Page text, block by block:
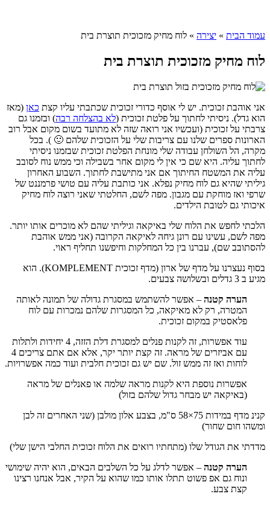
עמוד הבית » יצירה » לוח מחיק מזכוכית תוצרת בית
לוח מחיק מזכוכית תוצרת בית
אני אוהבת זכוכית. יש לי אוסף כדורי זכוכית שכתבתי עליו קצת כאן (מאז
הוא גדל). ניסיתי לחתוך על פלטת זכוכית (לא בהצלחה רבה) ובזמנו גם
צרבתי על זכוכית (ועכשיו אני רואה שזה לא מתועד בשום מקום אבל רוב
הארונות ספרים שלנו עם צריבות שלי על הזכוכית שלהם 🙂 ). בכל
מקרה, הל השולחן עבודה שלי מונחת הפלטת זכוכית שבזמנו ניסיתי
לחתוך עליה. היא שם כי אין לי מקום אחר בשבילה וכי ממש נוח לסובב
עליה את המשטח החיתוך אם אני מתישבת לחתוך. השבוע האחרון
גיליתי שהיא גם לוח מחיק נפלא. אני כותבת עליה עם טושי פרמננט של
שרפי ואז מוחקת עם מגבון. מפה לשם, החלטתי שאני רוצה לוח מחיק
איכותי גם לטובת הילדים.
הלכתי לחפש את הלוח שלי באיקאה וגיליתי שהם לא מוכרים אותו יותר.
מפה לשם, עשינו עם רונן גיחה לאיקאה הקרובה (אני ממש אוהבת
להסתובב שם), עברנו בין כל המחלקות וחיפשנו תחליף ראוי.
בסוף נעצרנו על מדף של ארון (מדף זכוכית KOMPLEMENT). הוא
מגיע ב 3 גדלים ובשלושה צבעים.
הערה קטנה – אפשר להשתמש במסגרת גדולה של תמונה לאותה
המטרה, רק לא מאיקאה, כל המסגרות שלהם נמכרות עם לוח
פלאסטיק במקום זכוכית.
עוד אפשרות, זה לקנות פנלים למסגרת דלת הזזה, 4 יחידות ולתלות
עם אביזרים של מראה. זה קצת יותר יקר, אלא אם אתם צריכים 4
לוחות ואז זה ממש זול. שם יש גם זכוכית חלבית ועוד כמה אפשרויות.
אפשרות נוספת היא לקנות מראה שלמה או פאנלים של מראה
(באיקאה יש מבחר גדול שלהם בזול)
קנינ מדף במידות 75×58 ס"מ, בצבע אלון מולבן (שני האחרים זה לבן
ומשהו חום שחור)
מדדתי את הגודל שלו (מתחתיו רואים את הלוח זכוכית החלבי הישן שלי)
הערה קטנה – אפשר לדלג על כל השלבים הבאים, הוא יהיה שימושי
ונוח גם אפ פשוט תתלו אותו כמו שהוא על הקיר, אבל אנחנו רצינו
קצת צבע.